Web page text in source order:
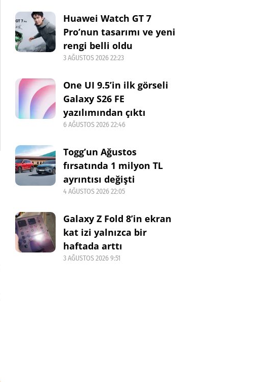
Huawei Watch GT 7
Pro’nun tasarımı ve yeni
rengi belli oldu
3 AĞUSTOS 2026 22:23
One UI 9.5’in ilk görseli
Galaxy S26 FE
yazılımından çıktı
6 AĞUSTOS 2026 22:46
Togg’un Ağustos
fırsatında 1 milyon TL
ayrıntısı değişti
4 AĞUSTOS 2026 22:05
Galaxy Z Fold 8’in ekran
kat izi yalnızca bir
haftada arttı
3 AĞUSTOS 2026 9:51